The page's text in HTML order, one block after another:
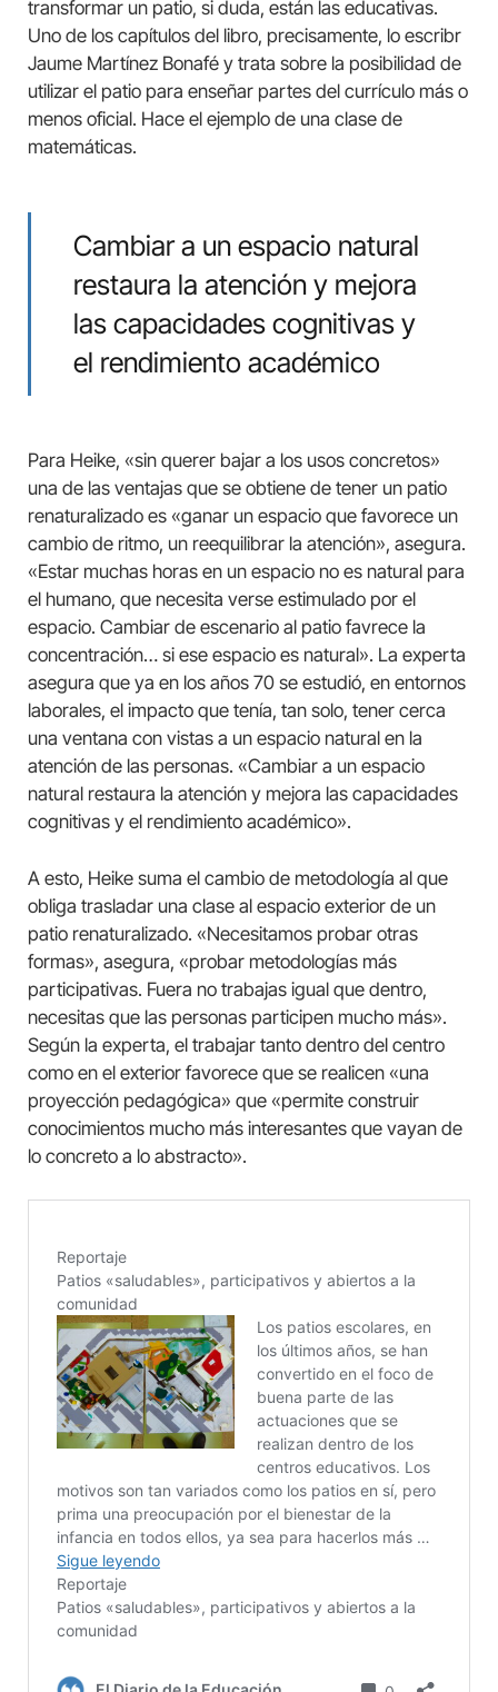
transformar un patio, si duda, están las educativas.
Uno de los capítulos del libro, precisamente, lo escribr
Jaume Martínez Bonafé y trata sobre la posibilidad de
utilizar el patio para enseñar partes del currículo más o
menos oficial. Hace el ejemplo de una clase de
matemáticas.
Cambiar a un espacio natural
restaura la atención y mejora
las capacidades cognitivas y
el rendimiento académico
Para Heike, «sin querer bajar a los usos concretos»
una de las ventajas que se obtiene de tener un patio
renaturalizado es «ganar un espacio que favorece un
cambio de ritmo, un reequilibrar la atención», asegura.
«Estar muchas horas en un espacio no es natural para
el humano, que necesita verse estimulado por el
espacio. Cambiar de escenario al patio favrece la
concentración… si ese espacio es natural». La experta
asegura que ya en los años 70 se estudió, en entornos
laborales, el impacto que tenía, tan solo, tener cerca
una ventana con vistas a un espacio natural en la
atención de las personas. «Cambiar a un espacio
natural restaura la atención y mejora las capacidades
cognitivas y el rendimiento académico».
A esto, Heike suma el cambio de metodología al que
obliga trasladar una clase al espacio exterior de un
patio renaturalizado. «Necesitamos probar otras
formas», asegura, «probar metodologías más
participativas. Fuera no trabajas igual que dentro,
necesitas que las personas participen mucho más».
Según la experta, el trabajar tanto dentro del centro
como en el exterior favorece que se realicen «una
proyección pedagógica» que «permite construir
conocimientos mucho más interesantes que vayan de
lo concreto a lo abstracto».